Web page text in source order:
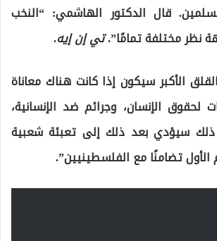
قال الدكتور الهاشمي: “النخب
نظر مختلفة تمامًا”.تي إن إيه.
الأكبر سيكون إذا كانت هناك معاناة
لحقوق الإنسان، وجرائم ضد الإنسانية،
ذلك سيؤدي بعد ذلك إلى تعبئة شعبية
تضامنًا مع الفلسطينيين”.